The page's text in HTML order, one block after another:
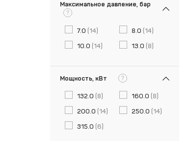
Максимальное давление, бар
?
7.0 (14) 8.0 (14)
10.0 (14) 13.0 (8)
Мощность, кВт ?
132.0 (8) 160.0 (8)
200.0 (14) 250.0 (14)
315.0 (6)